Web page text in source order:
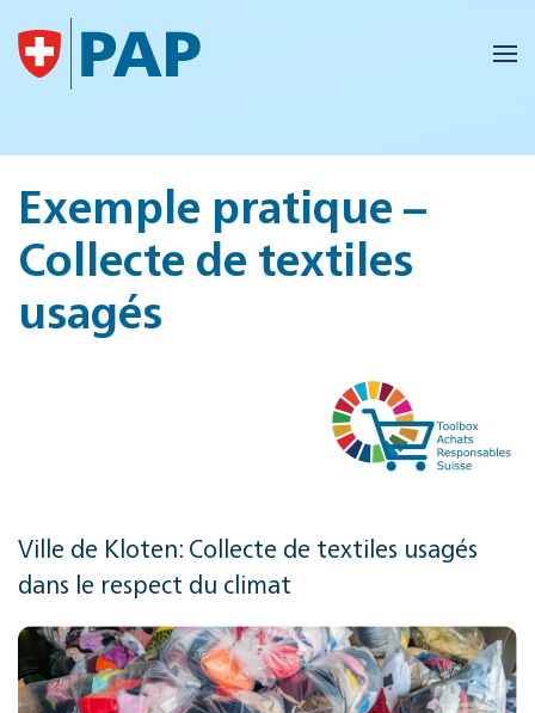
Accéder au contenu principal
Exemple pratique –
Collecte de textiles
usagés
Ville de Kloten: Collecte de textiles usagés
dans le respect du climat